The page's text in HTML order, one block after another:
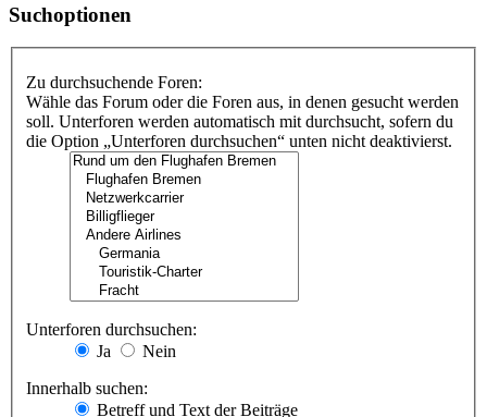
Suchoptionen
Zu durchsuchende Foren:
Wähle das Forum oder die Foren aus, in denen gesucht werden
soll. Unterforen werden automatisch mit durchsucht, sofern du
die Option „Unterforen durchsuchen“ unten nicht deaktivierst.
Unterforen durchsuchen:
Ja
Nein
Innerhalb suchen:
Betreff und Text der Beiträge